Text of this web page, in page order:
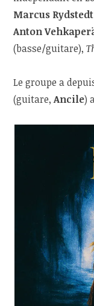
Marcus Rydstedt
Anton
(basse/guitare),
Le groupe a
(guitare,Ancile)